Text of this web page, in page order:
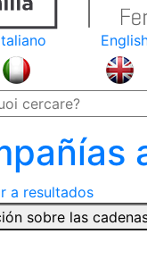
a resultados
sobre las